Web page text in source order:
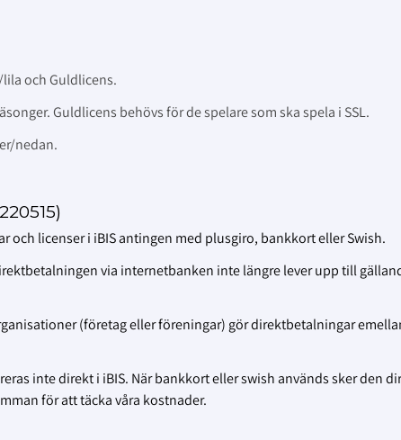
och Guldlicens.
Guldlicens behövs för de spelare som ska spela i SSL.
nedan.
och licenser i iBIS antingen med plusgiro, bankkort eller Swish.
via internetbanken inte längre lever upp till
(företag eller föreningar) gör direktbetalningar
inte direkt i iBIS. När bankkort eller swish används sker den
för att täcka våra kostnader.